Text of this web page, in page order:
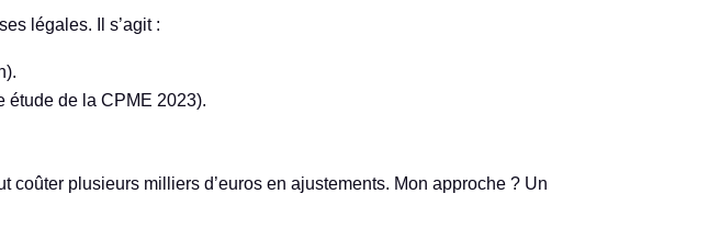
légales. Il s’agit :
étude de la CPME 2023).
coûter plusieurs milliers d’euros en ajustements. Mon approche ? Un